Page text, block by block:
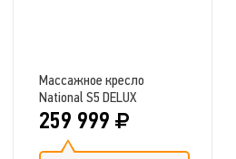
Массажное кресло
National S5 DELUX
259 999